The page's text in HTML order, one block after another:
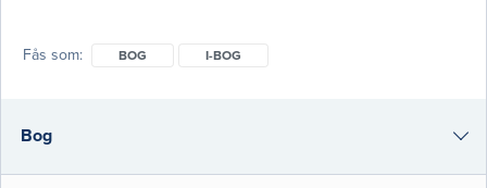
hvordan disse kan bruges i praksis i analyser
sundhedsprofessionelle. Bogen b
Fås som BOG I-BOG
Bog